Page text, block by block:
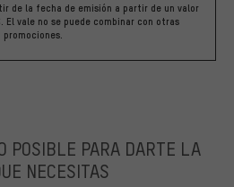
de la fecha de emisión a partir de un valor
El vale no se puede combinar con otras
promociones.
POSIBLE PARA DARTE LA
NECESITAS